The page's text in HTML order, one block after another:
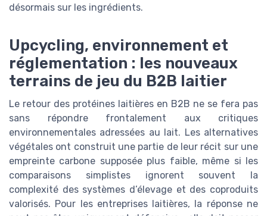
désormais sur les ingrédients.
Upcycling, environnement et
réglementation : les nouveaux
terrains de jeu du B2B laitier
Le retour des protéines laitières en B2B ne se fera pas
sans répondre frontalement aux critiques
environnementales adressées au lait. Les alternatives
végétales ont construit une partie de leur récit sur une
empreinte carbone supposée plus faible, même si les
comparaisons simplistes ignorent souvent la
complexité des systèmes d’élevage et des coproduits
valorisés. Pour les entreprises laitières, la réponse ne